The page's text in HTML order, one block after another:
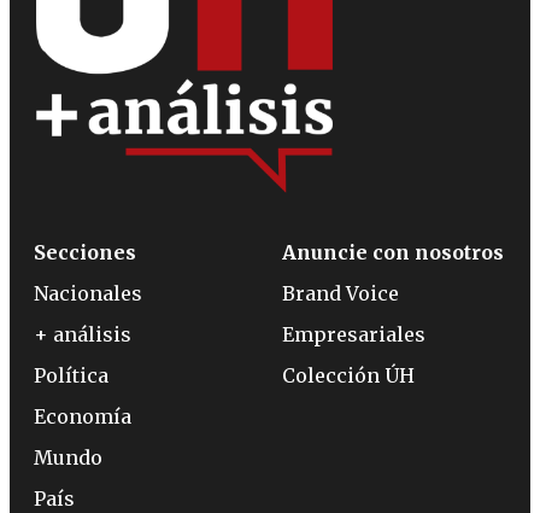
Secciones
Nacionales
+ análisis
Política
Economía
Mundo
País
Anuncie con nosotros
Brand Voice
Empresariales
Colección ÚH